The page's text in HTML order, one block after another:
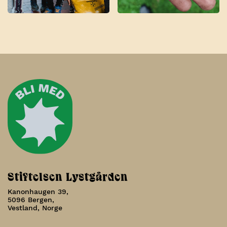
Stiftelsen Lystgården
Kanonhaugen 39,
5096 Bergen,
Vestland, Norge